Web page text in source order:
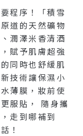
程序！「積雪
道的天然礦物
潤澤米香清酒
賦予肌膚超強
同時也舒緩肌
技術讓保濕小
薄膜，妝前使
服貼， 隨身攜
走到哪補到
！